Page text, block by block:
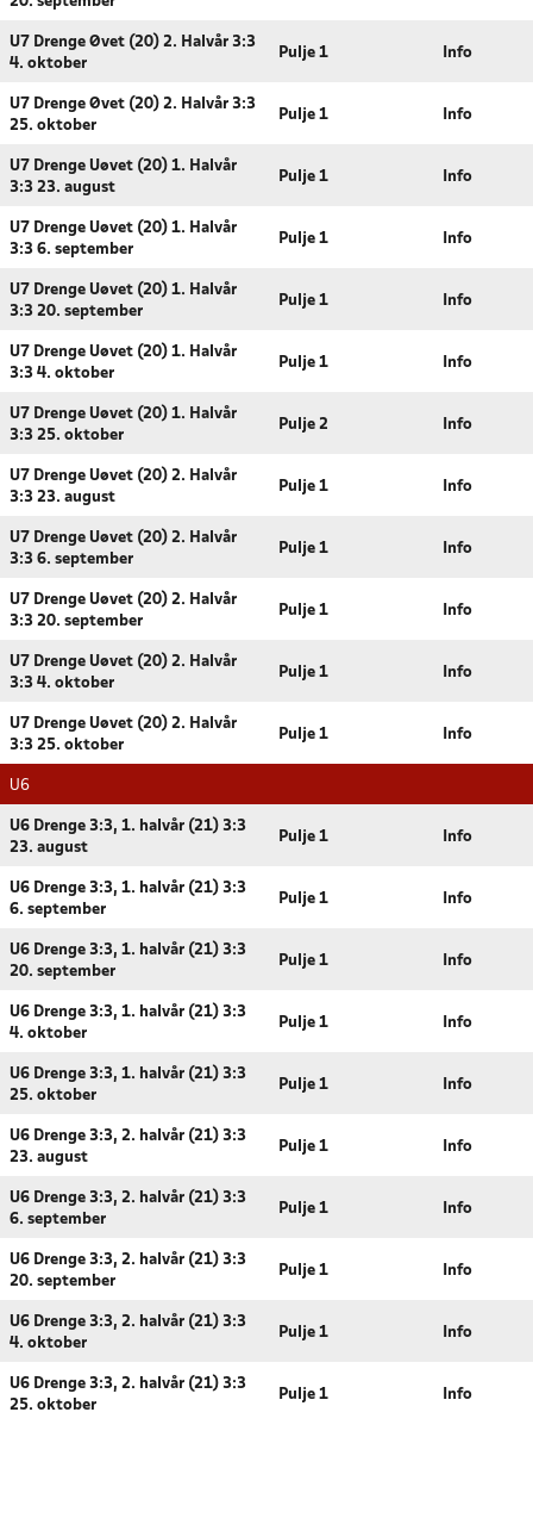
U7 Drenge Øvet (20) 2. Halvår 3:3
4. oktober
Pulje 1 Info
U7 Drenge Øvet (20) 2. Halvår 3:3
25. oktober
Pulje 1 Info
U7 Drenge Uøvet (20) 1. Halvår
3:3 23. august
Pulje 1 Info
U7 Drenge Uøvet (20) 1. Halvår
3:3 6. september
Pulje 1 Info
U7 Drenge Uøvet (20) 1. Halvår
3:3 20. september
Pulje 1 Info
U7 Drenge Uøvet (20) 1. Halvår
3:3 4. oktober
Pulje 1 Info
U7 Drenge Uøvet (20) 1. Halvår
3:3 25. oktober
Pulje 2 Info
U7 Drenge Uøvet (20) 2. Halvår
3:3 23. august
Pulje 1 Info
U7 Drenge Uøvet (20) 2. Halvår
3:3 6. september
Pulje 1 Info
U7 Drenge Uøvet (20) 2. Halvår
3:3 20. september
Pulje 1 Info
U7 Drenge Uøvet (20) 2. Halvår
3:3 4. oktober
Pulje 1 Info
U7 Drenge Uøvet (20) 2. Halvår
3:3 25. oktober
Pulje 1 Info
U6
U6 Drenge 3:3, 1. halvår (21) 3:3
23. august
Pulje 1 Info
U6 Drenge 3:3, 1. halvår (21) 3:3
6. september
Pulje 1 Info
U6 Drenge 3:3, 1. halvår (21) 3:3
20. september
Pulje 1 Info
U6 Drenge 3:3, 1. halvår (21) 3:3
4. oktober
Pulje 1 Info
U6 Drenge 3:3, 1. halvår (21) 3:3
25. oktober
Pulje 1 Info
U6 Drenge 3:3, 2. halvår (21) 3:3
23. august
Pulje 1 Info
U6 Drenge 3:3, 2. halvår (21) 3:3
6. september
Pulje 1 Info
U6 Drenge 3:3, 2. halvår (21) 3:3
20. september
Pulje 1 Info
U6 Drenge 3:3, 2. halvår (21) 3:3
4. oktober
Pulje 1 Info
U6 Drenge 3:3, 2. halvår (21) 3:3
25. oktober
Pulje 1 Info